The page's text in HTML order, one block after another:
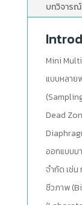
บทวิจารณ์
Mini
แบบหลาย
Dead
ออกแบบม
จำกัด เช่
ชีวภาพ